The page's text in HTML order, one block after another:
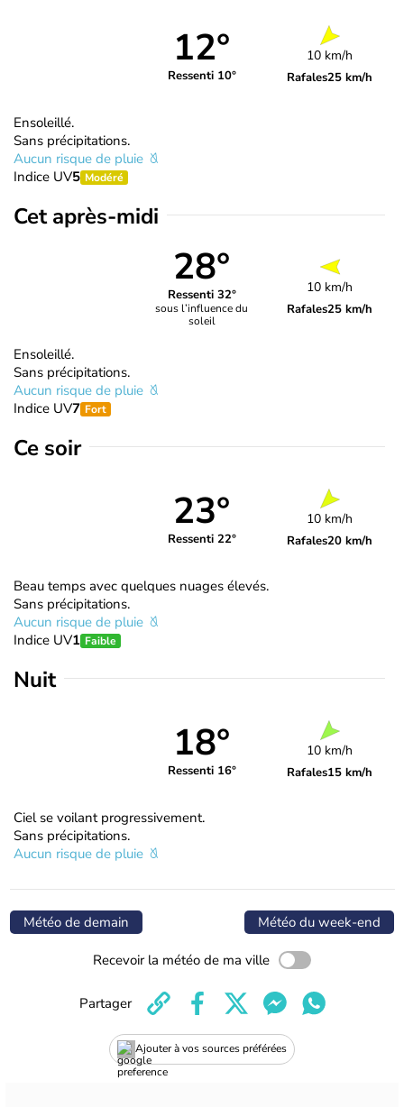
12°
Ressenti 10°
10 km/h
Rafales25 km/h
Ensoleillé.
Sans précipitations.
Aucun risque de pluie
Indice UV5 Modéré
Cet après-midi
28°
Ressenti 32°
sous l’influence du
soleil
10 km/h
Rafales25 km/h
Ensoleillé.
Sans précipitations.
Aucun risque de pluie
Indice UV7 Fort
Ce soir
23°
Ressenti 22°
10 km/h
Rafales20 km/h
Beau temps avec quelques nuages élevés.
Sans précipitations.
Aucun risque de pluie
Indice UV1 Faible
Nuit
18°
Ressenti 16°
10 km/h
Rafales15 km/h
Ciel se voilant progressivement.
Sans précipitations.
Aucun risque de pluie
Météo de demain Météo du week-end
Recevoir la météo de ma ville
Ajouter à vos sources préférées
Partager